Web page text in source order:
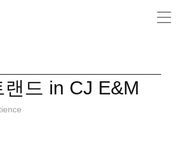
랜드 in CJ E&M